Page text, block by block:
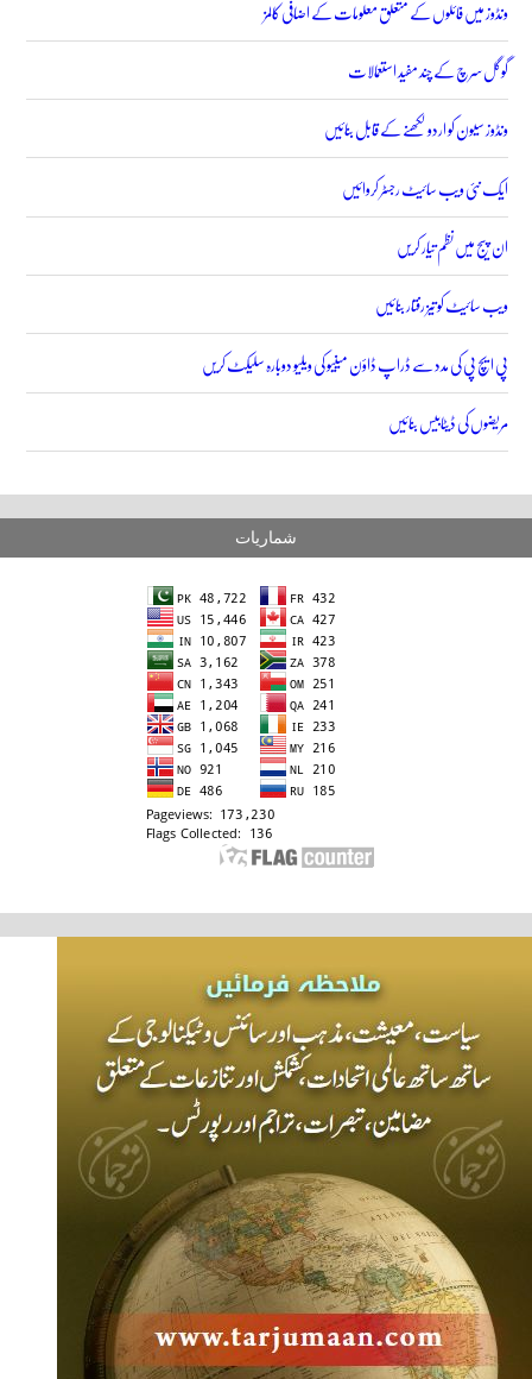
ونڈوز میں فائلوں کے متعلق معلومات کے اضافی کالمز
گوگل سرچ کے چند مفید استعمالات
ونڈوز سیون کو اردو لکھنے کے قابل بنائیں
ایک نئی ویب سائیٹ رجسٹر کروائیں
ان پیج میں نظم تیار کریں
ویب سائیٹ کو تیز رفتار بنائیں
پی ایچ پی کی مدد سے ڈراپ ڈاؤن مینیو کی ویلیو دوبارہ سلیکٹ کریں
مریضوں کی ڈیٹابیس بنائیں
شماریات